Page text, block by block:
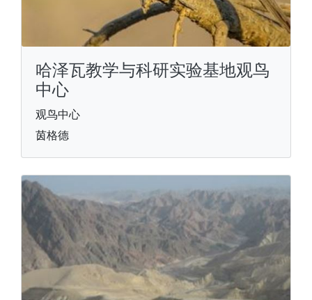
哈泽瓦教学与科研实验基地观鸟
中心
观鸟中心
茵格德